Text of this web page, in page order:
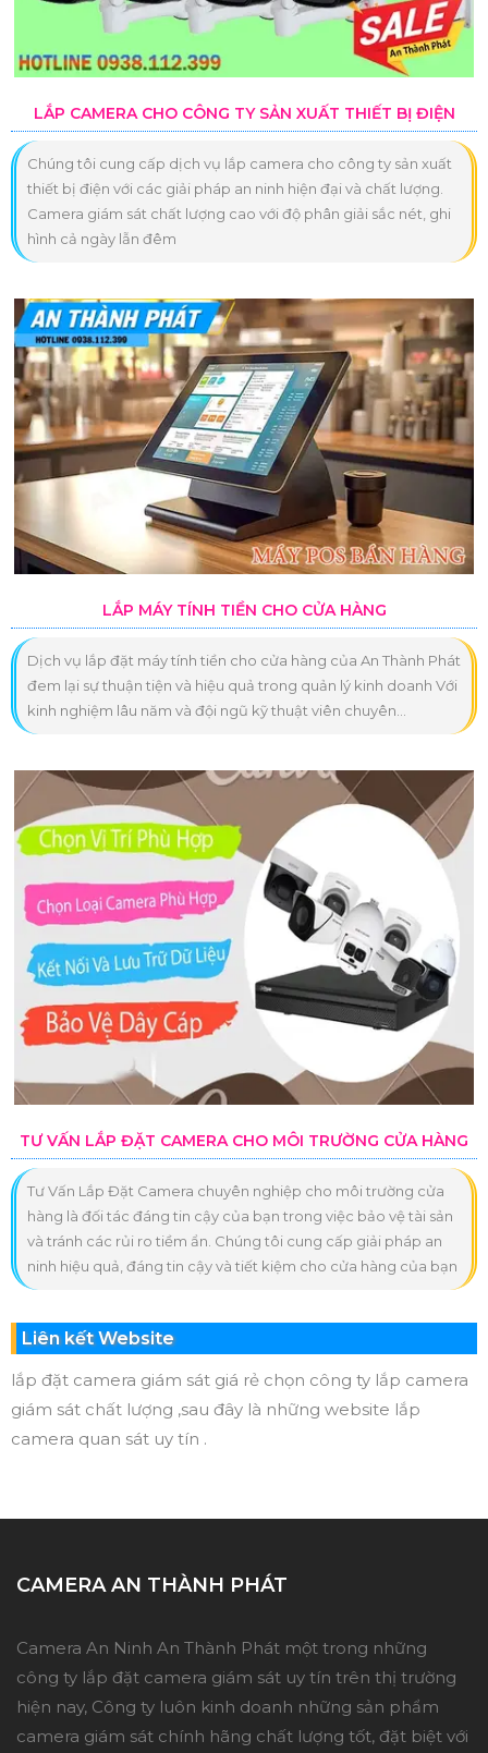
LẮP CAMERA CHO CÔNG TY SẢN XUẤT THIẾT BỊ ĐIỆN
Chúng tôi cung cấp dịch vụ lắp camera cho công ty sản xuất
thiết bị điện với các giải pháp an ninh hiện đại và chất lượng.
Camera giám sát chất lượng cao với độ phân giải sắc nét, ghi
hình cả ngày lẫn đêm
LẮP MÁY TÍNH TIỀN CHO CỬA HÀNG
Dịch vụ lắp đặt máy tính tiền cho cửa hàng của An Thành Phát
đem lại sự thuận tiện và hiệu quả trong quản lý kinh doanh Với
kinh nghiệm lâu năm và đội ngũ kỹ thuật viên chuyên...
TƯ VẤN LẮP ĐẶT CAMERA CHO MÔI TRƯỜNG CỬA HÀNG
Tư Vấn Lắp Đặt Camera chuyên nghiệp cho môi trường cửa
hàng là đối tác đáng tin cậy của bạn trong việc bảo vệ tài sản
và tránh các rủi ro tiềm ẩn. Chúng tôi cung cấp giải pháp an
ninh hiệu quả, đáng tin cậy và tiết kiệm cho cửa hàng của bạn
Liên kết Website
lắp đặt camera giám sát giá rẻ chọn công ty lắp camera
giám sát chất lượng ,sau đây là những website lắp
camera quan sát uy tín .
CAMERA AN THÀNH PHÁT
Camera An Ninh An Thành Phát một trong những
công ty lắp đặt camera giám sát uy tín trên thị trường
hiện nay, Công ty luôn kinh doanh những sản phẩm
camera giám sát chính hãng chất lượng tốt, đặt biệt với